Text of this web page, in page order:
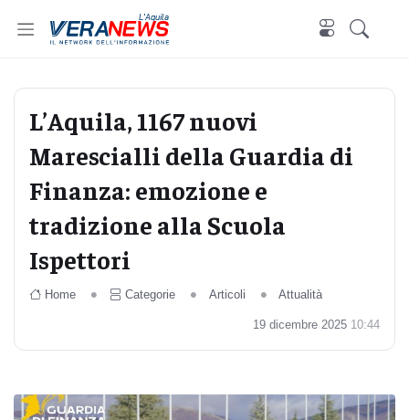
L'Aquila
L’Aquila, 1167 nuovi
Marescialli della Guardia di
Finanza: emozione e
tradizione alla Scuola
Ispettori
Home Categorie Articoli Attualità
19 dicembre 2025 10:44